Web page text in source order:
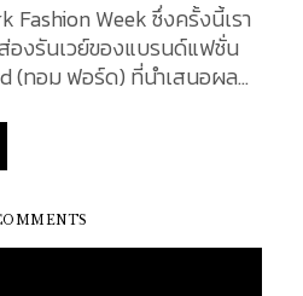
Fashion Week ซึ่งครั้งนี้เรา
งรันเวย์ของแบรนด์แฟชั่น
(ทอม ฟอร์ด) ที่นำเสนอผล
ชั่น Autumn/Winter 2020 ที่
ณ ลอสแอนเจริส เมื่อวันที่
ม ฟอร์ด (Tom
(Tom Ford) ผู้ก่อตั้งแบรนด์